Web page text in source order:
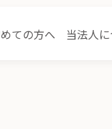
ての方へ 当法人